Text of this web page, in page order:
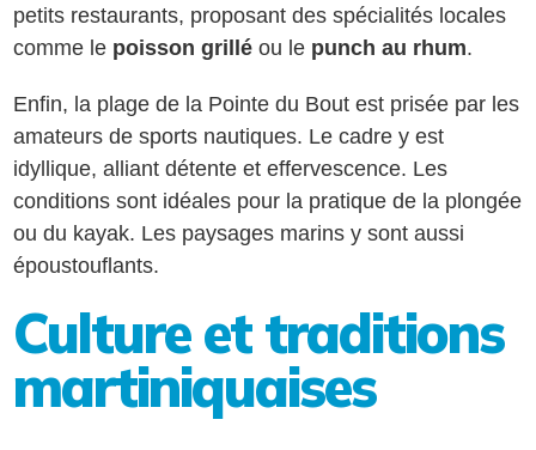
petits restaurants, proposant des spécialités locales
comme le poisson grillé ou le punch au rhum.
Enfin, la plage de la Pointe du Bout est prisée par les
amateurs de sports nautiques. Le cadre y est
idyllique, alliant détente et effervescence. Les
conditions sont idéales pour la pratique de la plongée
ou du kayak. Les paysages marins y sont aussi
époustouflants.
Culture et traditions
martiniquaises